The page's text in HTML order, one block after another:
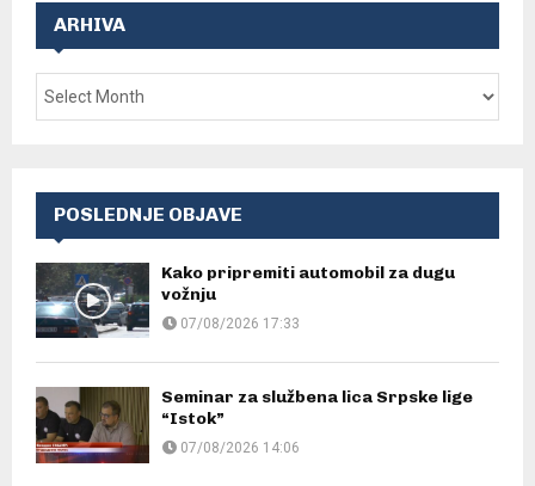
ARHIVA
POSLEDNJE OBJAVE
Kako pripremiti automobil za dugu
vožnju
07/08/2026 17:33
Seminar za službena lica Srpske lige
“Istok”
07/08/2026 14:06